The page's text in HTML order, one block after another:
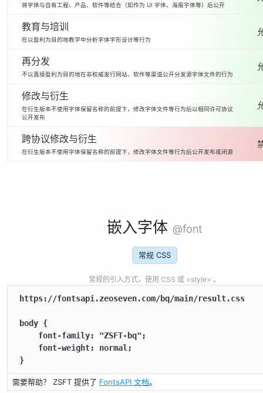
将字体与自有工程、产品、软件等结合（如作为 UI 字体、海报字体等）后公开
教育与培训
在以盈利为目的地教学中分析字体字形设计等行为
再分发
不以直接盈利为目的地在非权威发行网站、软件等渠道公开分发源字体文件的行为
修改与衍生
在衍生版本不使用字体保留名称的前提下，修改字体文件等行为后以相同许可协议
公开发布
跨协议修改与衍生
在衍生版本不使用字体保留名称的前提下，修改字体文件等行为后公开发布或闭源
嵌入字体 @font
常规 CSS
常规的引入方式，使用 CSS 或 <style> 。
https://fontsapi.zeoseven.com/bq/main/result.css
body {
    font-family: "ZSFT-bq";
    font-weight: normal;
}
需要帮助？ ZSFT 提供了 FontsAPI 文档。